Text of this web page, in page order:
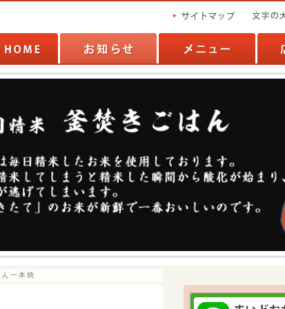
一本焼